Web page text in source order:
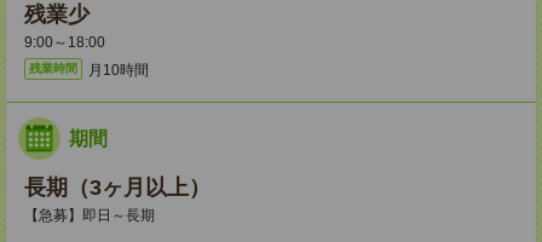
残業少
9:00～18:00
残業時間 月10時間
期間
長期（3ヶ月以上）
【急募】即日～長期